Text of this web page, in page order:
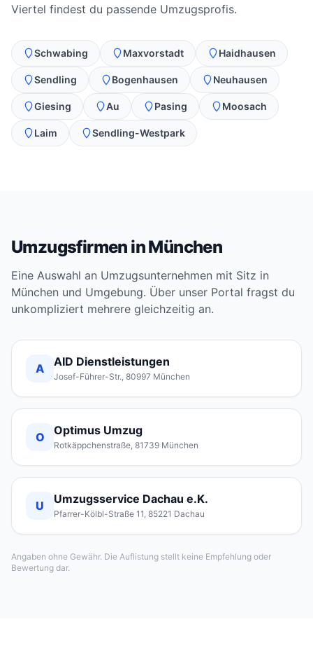
Viertel findest du passende Umzugsprofis.
Schwabing Maxvorstadt Haidhausen
Sendling Bogenhausen Neuhausen
Giesing Au Pasing Moosach
Laim Sendling-Westpark
Umzugsfirmen in München
Eine Auswahl an Umzugsunternehmen mit Sitz in
München und Umgebung. Über unser Portal fragst du
unkompliziert mehrere gleichzeitig an.
A AID Dienstleistungen
Josef-Führer-Str., 80997 München
O Optimus Umzug
Rotkäppchenstraße, 81739 München
U Umzugsservice Dachau e.K.
Pfarrer-Kölbl-Straße 11, 85221 Dachau
Angaben ohne Gewähr. Die Auflistung stellt keine Empfehlung oder
Bewertung dar.